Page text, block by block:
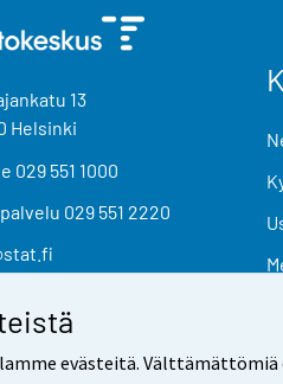
evästeitä.
13
Helsinki
029 551 1000
029 551 2220